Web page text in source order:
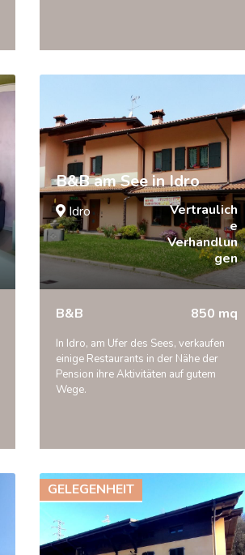
B&B am See in Idro
Idro
Vertraulich
e
Verhandlun
gen
B&B 850 mq
In Idro, am Ufer des Sees, verkaufen
einige Restaurants in der Nähe der
Pension ihre Aktivitäten auf gutem
Wege.
GELEGENHEIT